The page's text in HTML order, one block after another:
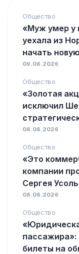
Общество
«Муж умер у
уехала из
начать
09.08.2026
Общество
«Золотая
исключил
08.08.2026
Общество
«Это
компании
Сергея
08.08.2026
Общество
пассажира»:
билеты на